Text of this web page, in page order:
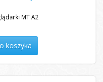
MT A2
koszyka